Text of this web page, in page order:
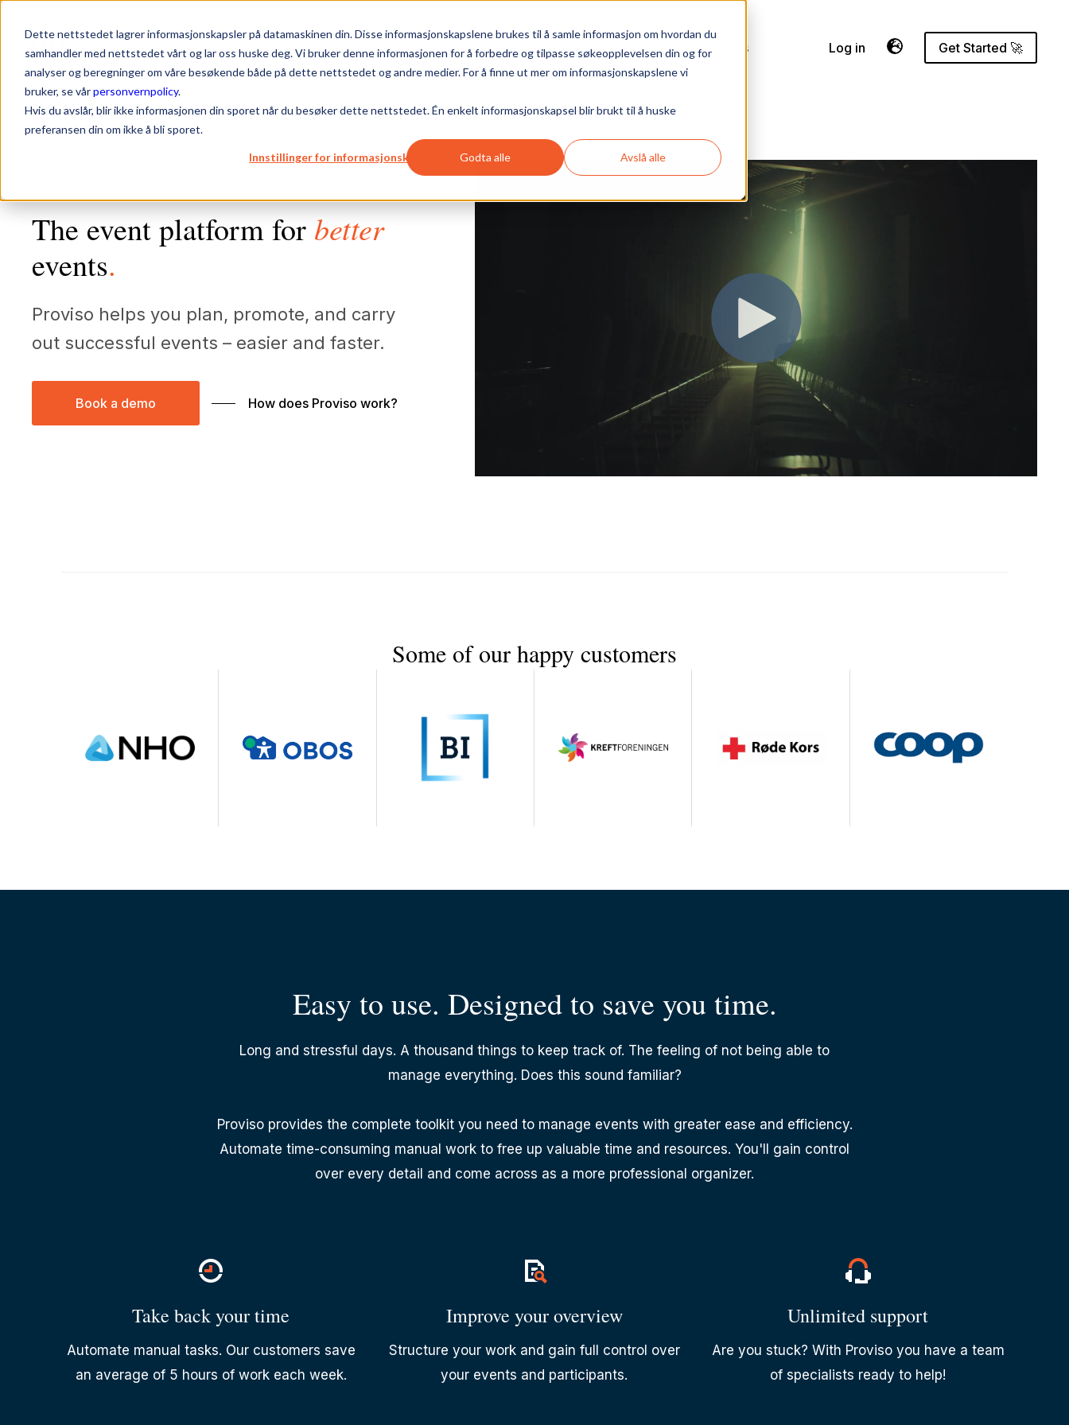
Dette nettstedet lagrer informasjonskapsler på datamaskinen din. Disse informasjonskapslene brukes til å samle informasjon om hvordan du
samhandler med nettstedet vårt og lar oss huske deg. Vi bruker denne informasjonen for å forbedre og tilpasse søkeopplevelsen din og for
analyser og beregninger om våre besøkende både på dette nettstedet og andre medier. For å finne ut mer om informasjonskapslene vi
bruker, se vårpersonvernpolicy.
Hvis du avslår, blir ikke informasjonen din sporet når du besøker dette nettstedet. Én enkelt informasjonskapsel blir brukt til å huske
preferansen din om ikke å bli sporet.
Innstillinger for informasjonskapsler Godta alle Avslå alle
Event Platform Event Venue Blog About Proviso Contact Us Log in Get Started 🚀
The event platform for better
events.
Proviso helps you plan, promote, and carry
out successful events – easier and faster.
Book a demo How does Proviso work?
Some of our happy customers
Easy to use. Designed to save you time.
Long and stressful days. A thousand things to keep track of. The feeling of not being able to
manage everything. Does this sound familiar?
Proviso provides the complete toolkit you need to manage events with greater ease and efficiency.
Automate time-consuming manual work to free up valuable time and resources. You'll gain control
over every detail and come across as a more professional organizer.
Take back your time
Automate manual tasks. Our customers save
an average of 5 hours of work each week.
Improve your overview
Structure your work and gain full control over
your events and participants.
Unlimited support
Are you stuck? With Proviso you have a team
of specialists ready to help!